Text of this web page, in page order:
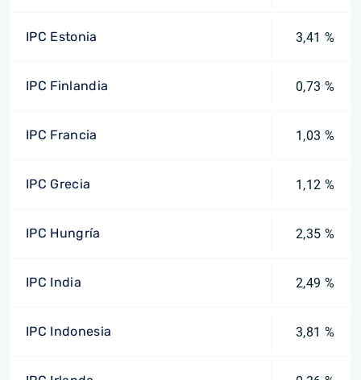
IPC Estonia 3,41 %
IPC Finlandia 0,73 %
IPC Francia 1,03 %
IPC Grecia 1,12 %
IPC Hungría 2,35 %
IPC India 2,49 %
IPC Indonesia 3,81 %